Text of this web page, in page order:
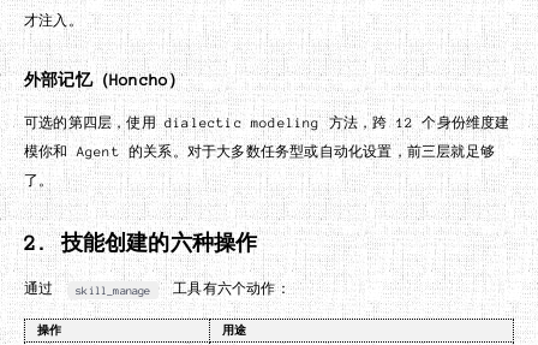
才注入。
外部记忆（Honcho）
可选的第四层，使用 dialectic modeling 方法，跨 12 个身份维度建
模你和 Agent 的关系。对于大多数任务型或自动化设置，前三层就足够
了。
2. 技能创建的六种操作
通过 skill_manage 工具有六个动作：
操作
用途